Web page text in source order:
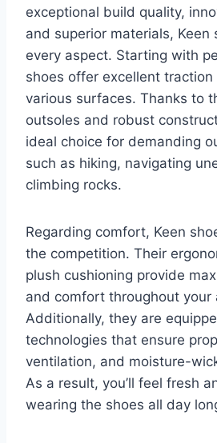
exceptional build ⁤quality,
⁤and ⁣superior materials, Keen⁤
every ‌aspect. Starting with
shoes offer excellent
various surfaces. ‍Thanks⁢ to⁤
‍outsoles and robust
ideal ⁢choice ‍for demanding
such as hiking,⁢ navigating
climbing⁣ rocks.
Regarding comfort,⁤ Keen
the competition. Their
plush cushioning provide
and comfort throughout your
Additionally, they are
‍technologies that ensure
ventilation, ⁣and moisture-
⁣As a⁢ result,⁢ you’ll feel fresh
wearing the shoes all day